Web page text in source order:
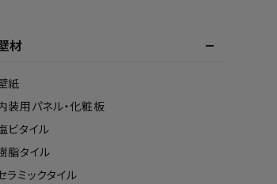
材
紙
装用パネル・化粧板
ビタイル
脂タイル
ラミックタイル